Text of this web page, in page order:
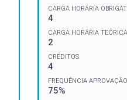
CARGA HORÁRIA
4
CARGA HORÁRIA TEÓRICA
2
CRÉDITOS
4
FREQUÊNCIA APROVAÇÃO
75%